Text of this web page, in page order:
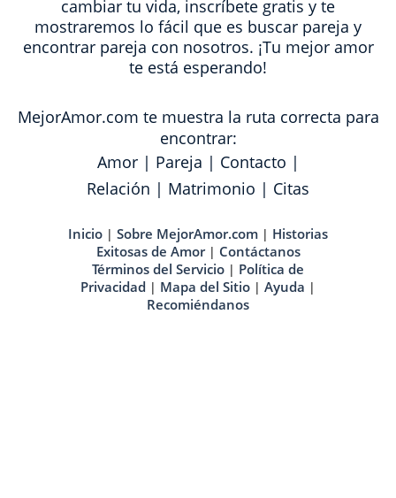
cambiar tu vida, inscríbete gratis y te
mostraremos lo fácil que es buscar pareja y
encontrar pareja con nosotros. ¡Tu mejor amor
te está esperando!
MejorAmor.com te muestra la ruta correcta para
encontrar:
Amor| Pareja | Contacto |
Relación | Matrimonio | Citas
Inicio | Sobre MejorAmor.com | Historias
Exitosas de Amor| Contáctanos
Términos del Servicio | Política de
Privacidad | Mapa del Sitio | Ayuda |
Recomiéndanos